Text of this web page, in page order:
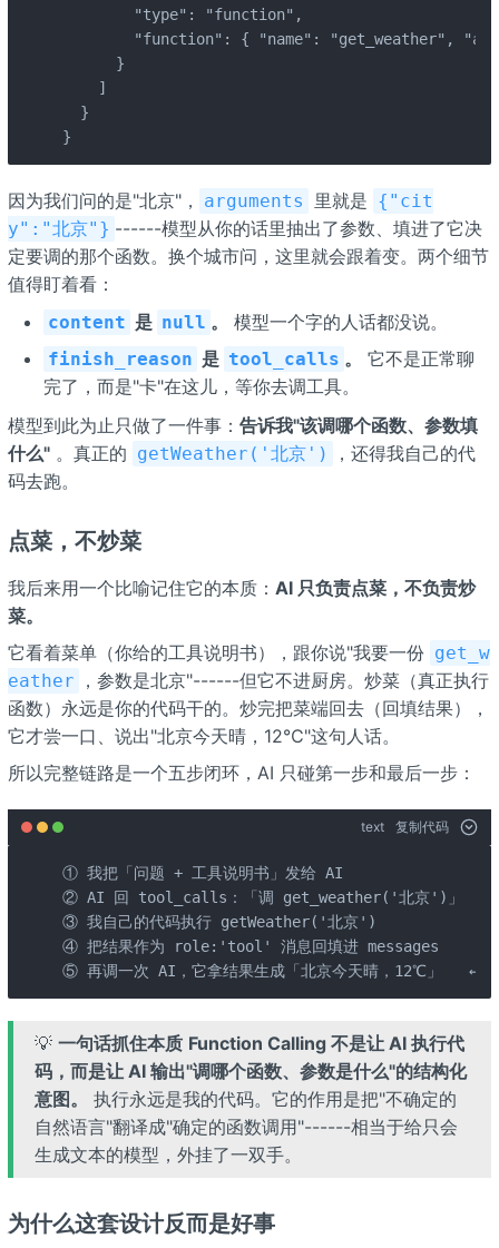
        "type": "function",
"function": { "name": "get_weather",
      }
    ]
  }
}
因为我们问的是"北京"， arguments 里就是 {"cit
y":"北京"} ------模型从你的话里抽出了参数、填进了它决
定要调的那个函数。换个城市问，这里就会跟着变。两个细节
值得盯着看：
content 是 null 。 模型一个字的人话都没说。
finish_reason 是 tool_calls 。
它不是正常聊
完了，而是"卡"在这儿，等你去调工具。
模型到此为止只做了一件事： 告诉我"该调哪个函数、参数填
什么"。真正的 getWeather('北京')
，还得我自己的代
码去跑。
点菜，不炒菜
我后来用一个比喻记住它的本质： AI 只负责点菜，不负责炒
菜。
它看着菜单（你给的工具说明书），跟你说"我要一份 get_w
eather
，参数是北京"------但它不进厨房。炒菜（真正执行
函数）永远是你的代码干的。炒完把菜端回去（回填结果），
它才尝一口、说出"北京今天晴，12℃"这句人话。
所以完整链路是一个五步闭环，AI 只碰第一步和最后一步：
text 复制代码
① 我把「问题 + 工具说明书」发给 AI
② AI 回 tool_calls：「调 get_weather('北京')」
③ 我自己的代码执行 getWeather('北京')            ←
④ 把结果作为 role:'tool' 消息回填进 messages
⑤ 再调一次 AI，它拿结果生成「北京今天晴，12℃」   ←
💡 一句话抓住本质 Function Calling 不是让 AI 执行代
码，而是让 AI 输出"调哪个函数、参数是什么"的结构化
意图。
执行永远是我的代码。它的作用是把"不确定的
自然语言"翻译成"确定的函数调用"------相当于给只会
生成文本的模型，外挂了一双手。
为什么这套设计反而是好事